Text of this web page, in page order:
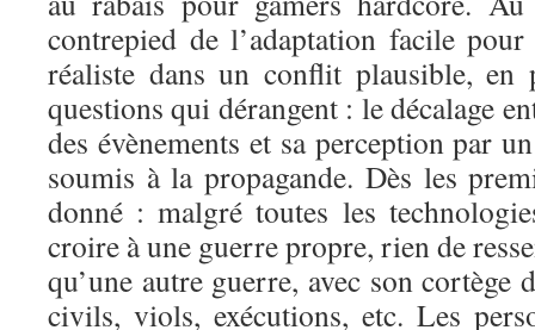
contrepied de l’adaptation facile
réaliste dans un conflit plausible, en
questions qui dérangent : le décalage
des évènements et sa perception par
soumis à la propagande. Dès les
donné : malgré toutes les
croire à une guerre propre, rien de
qu’une autre guerre, avec son cortège
civils, viols, exécutions, etc. Les